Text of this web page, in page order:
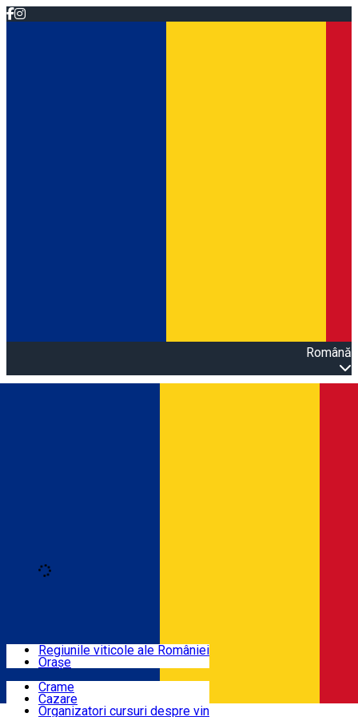
Română
Locuri cu vin
Rute
Regiunile viticole ale României
Orașe
Crame
Cazare
Organizatori cursuri despre vin